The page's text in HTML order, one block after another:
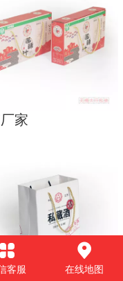
家
客服 在线地图